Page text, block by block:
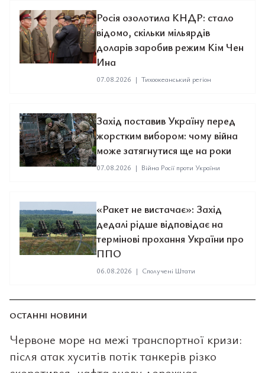
Росія озолотила КНДР: стало
відомо, скільки мільярдів
доларів заробив режим Кім Чен
Ина
07.08.2026 | Тихоокеанський регіон
Захід поставив Україну перед
жорстким вибором: чому війна
може затягнутися ще на роки
07.08.2026 | Війна Росії проти України
«Ракет не вистачає»: Захід
дедалі рідше відповідає на
термінові прохання України про
ППО
06.08.2026 | Сполучені Штати
ОСТАННІ НОВИНИ
Червоне море на межі транспортної кризи:
після атак хуситів потік танкерів різко